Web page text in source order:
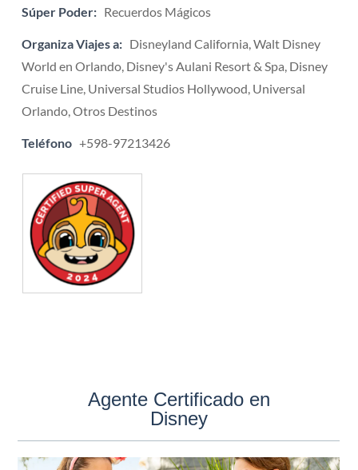
Súper Poder: Recuerdos Mágicos
Organiza Viajes a: Disneyland California, Walt Disney
World en Orlando, Disney's Aulani Resort & Spa, Disney
Cruise Line, Universal Studios Hollywood, Universal
Orlando, Otros Destinos
Teléfono +598-97213426